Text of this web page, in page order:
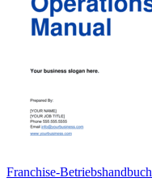
Franchise-Betriebshandbuch